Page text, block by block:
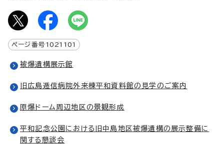
ページ番号 1021101
被爆遺構展示館
旧広島逓信病院外来棟平和資料館の見学のご案内
原爆ドーム周辺地区の景観形成
平和記念公園における旧中島地区被爆遺構の展示整備に
関する懇談会